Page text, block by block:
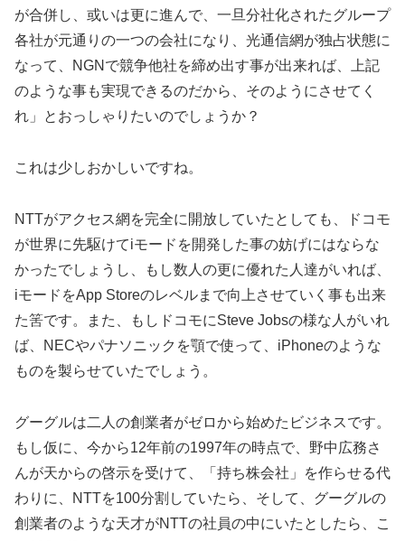
が合併し、或いは更に進んで、一旦分社化されたグループ
各社が元通りの一つの会社になり、光通信網が独占状態に
なって、NGNで競争他社を締め出す事が出来れば、上記
のような事も実現できるのだから、そのようにさせてく
れ」とおっしゃりたいのでしょうか？
これは少しおかしいですね。
NTTがアクセス網を完全に開放していたとしても、ドコモ
が世界に先駆けてiモードを開発した事の妨げにはならな
かったでしょうし、もし数人の更に優れた人達がいれば、
iモードをApp Storeのレベルまで向上させていく事も出来
た筈です。また、もしドコモにSteve Jobsの様な人がいれ
ば、NECやパナソニックを顎で使って、iPhoneのような
ものを製らせていたでしょう。
グーグルは二人の創業者がゼロから始めたビジネスです。
もし仮に、今から12年前の1997年の時点で、野中広務さ
んが天からの啓示を受けて、「持ち株会社」を作らせる代
わりに、NTTを100分割していたら、そして、グーグルの
創業者のような天才がNTTの社員の中にいたとしたら、こ